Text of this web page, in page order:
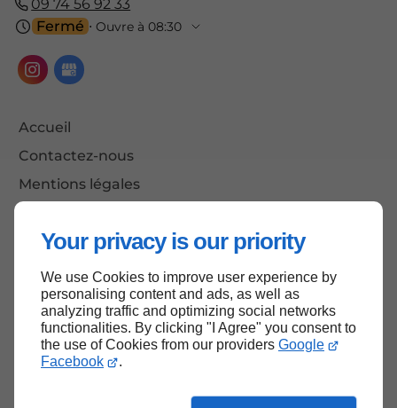
Your privacy is our priority
We use Cookies to improve user experience by
personalising content and ads, as well as
analyzing traffic and optimizing social networks
functionalities. By clicking "I Agree" you consent to
the use of Cookies from our providers Google
Facebook
.
09 74 56 92 33
Fermé ⋅ Ouvre à 08:30
Accueil
Contactez-nous
Mentions légales
Haut de page